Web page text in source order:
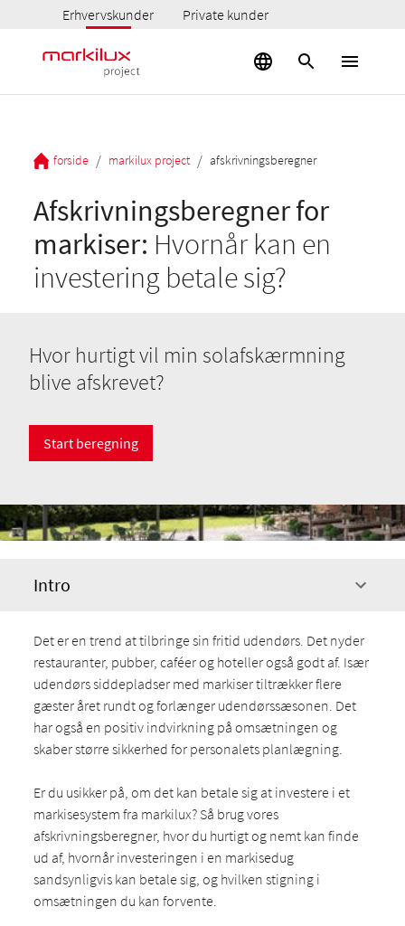
Erhvervskunder Private kunder
forside / markilux project / afskrivningsberegner
Afskrivningsberegner for
markiser: Hvornår kan en
investering betale sig?
Hvor hurtigt vil min solafskærmning
blive afskrevet?
Start beregning
Intro
Det er en trend at tilbringe sin fritid udendørs. Det nyder
restauranter, pubber, caféer og hoteller også godt af. Især
udendørs siddepladser med markiser tiltrækker flere
gæster året rundt og forlænger udendørssæsonen. Det
har også en positiv indvirkning på omsætningen og
skaber større sikkerhed for personalets planlægning.
Er du usikker på, om det kan betale sig at investere i et
markisesystem fra markilux? Så brug vores
afskrivningsberegner, hvor du hurtigt og nemt kan finde
ud af, hvornår investeringen i en markisedug
sandsynligvis kan betale sig, og hvilken stigning i
omsætningen du kan forvente.